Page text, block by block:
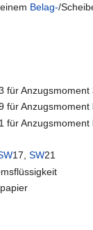
Belag-/
für Anzugsmoment
für Anzugsmoment
für Anzugsmoment
17,SW21